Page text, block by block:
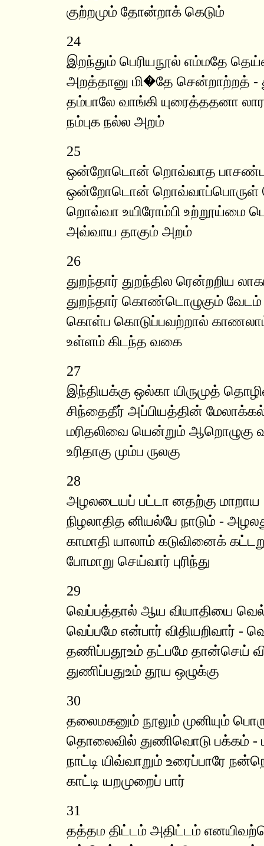
குற்றமும் தோன்றாக் கெடும்
24
இறந்தும் பெரியநூல் எம்மதே
அறத்தானு மி�தே சென்றாற்றத் -
தம்பாலே வாங்கி யுரைத்ததனா
நம்புக நல்ல அறம்
25
ஒன்றோடொன் றொவ்வாத
ஒன்றோடொன் றொவ்வாப்பொருள்
றொவ்வா உயிரோம்பி உற்றூய்மை
அவ்வாய தாகும் அறம்
26
துறந்தார் துறந்தில ரென்றறிய
துறந்தார் கொண்டொழுகும் வேடம்
கொள்ப கொடுப்பவற்றால்
உள்ளம் கிடந்த வகை
27
இந்தியக்கு ஒல்கா யிருமுத்
சிந்தைதீர் அப்பியத்தின்
மரிதலிவை யென்றும் ஆறொழுகு
உரிதாகு மும்ப ருலகு
28
அழலடையப் பட்டா னதற்கு மாறாய
நிழலாதித னியல்பே நாடும் -
காமாதி யாலாம் கடுவினைக்
போமாறு செய்வார் புரிந்து
29
வெப்பத்தால் ஆய வியாதியை
வெப்பமே என்பார் விதியறிவார் -
தணிப்பதூஉம் தட்பமே தான்செய்
துணிப்பதுஉம் தூய ஒழுக்கு
30
தலைமகனும் நூலும் முனியும்
தொலைவில் துணிவொடு பக்கம் -
நாட்டி யிவ்வாறும் உரைப்பாரே
காட்டி யறமுறைப் பார்
31
தத்தம திட்டம் அதிட்டம்